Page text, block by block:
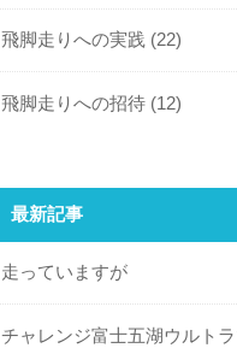
飛脚走りへの実践 (22)
飛脚走りへの招待 (12)
最新記事
走っていますが
チャレンジ富士五湖ウルトラ